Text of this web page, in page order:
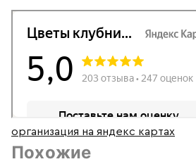
организация на яндекс картах
Похожие